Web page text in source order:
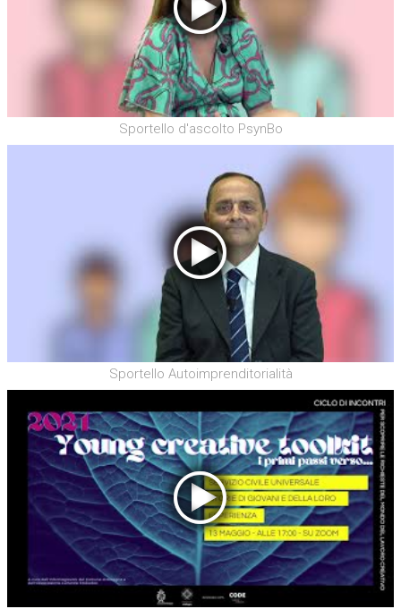
Sportello d'ascolto PsynBo
Sportello Autoimprenditorialità